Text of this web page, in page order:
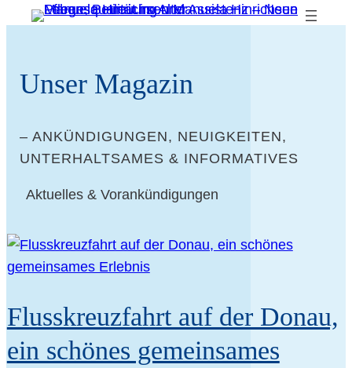
Unser Maga­zin
– ANKÜN­DI­GUN­GEN, NEU­IG­KEI­TEN,
UNTER­HALT­SA­MES & INFORMATIVES
Aktu­el­les & Vorankündigungen
Fluss­kreuz­fahrt auf der Donau,
ein schö­nes gemein­sa­mes